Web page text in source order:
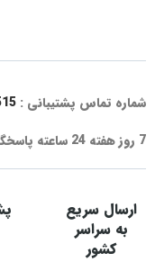
شماره تماس پشتیبانی :
7 روز هفته 24 ساعته پاسخگو شما عزیزان هستیم
ارسال سریع
به سراسر
کشور